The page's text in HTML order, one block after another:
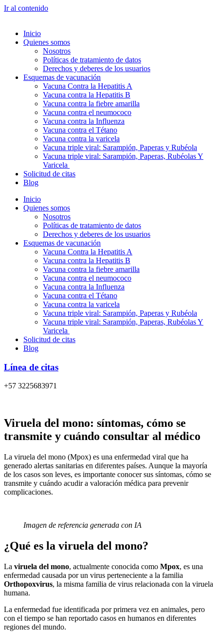
Ir al contenido
Inicio
Quienes somos
Nosotros
Políticas de tratamiento de datos
Derechos y deberes de los usuarios
Esquemas de vacunación
Vacuna Contra la Hepatitis A
Vacuna contra la Hepatitis B
Vacuna contra la fiebre amarilla
Vacuna contra el neumococo
Vacuna contra la Influenza
Vacuna contra el Tétano
Vacuna contra la varicela
Vacuna triple viral: Sarampión, Paperas y Rubéola
Vacuna triple viral: Sarampión, Paperas, Rubéolas Y
Varicela
Solicitud de citas
Blog
Inicio
Quienes somos
Nosotros
Políticas de tratamiento de datos
Derechos y deberes de los usuarios
Esquemas de vacunación
Vacuna Contra la Hepatitis A
Vacuna contra la Hepatitis B
Vacuna contra la fiebre amarilla
Vacuna contra el neumococo
Vacuna contra la Influenza
Vacuna contra el Tétano
Vacuna contra la varicela
Vacuna triple viral: Sarampión, Paperas y Rubéola
Vacuna triple viral: Sarampión, Paperas, Rubéolas Y
Varicela
Solicitud de citas
Blog
Línea de citas
+57 3225683971
Viruela del mono: síntomas, cómo se
transmite y cuándo consultar al médico
La viruela del mono (Mpox) es una enfermedad viral que ha
generado alertas sanitarias en diferentes países. Aunque la mayoría
de los casos son leves, es importante conocer sus síntomas, cómo se
transmite y cuándo acudir a valoración médica para prevenir
complicaciones.
Imagen de referencia generada con IA
¿Qué es la viruela del mono?
La viruela del mono, actualmente conocida como Mpox, es una
enfermedad causada por un virus perteneciente a la familia
Orthopoxvirus, la misma familia de virus relacionada con la viruela
humana.
La enfermedad fue identificada por primera vez en animales, pero
con el tiempo se han reportado casos en humanos en diferentes
regiones del mundo.